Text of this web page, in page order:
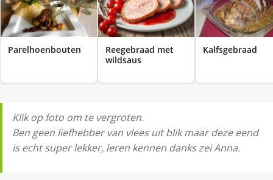
Parelhoenbouten
Reegebraad met
wildsaus
Kalfsgebraad
Klik op foto om te vergroten.
Ben geen liefhebber van vlees uit blik maar deze eend
is echt super lekker, leren kennen danks zei Anna.